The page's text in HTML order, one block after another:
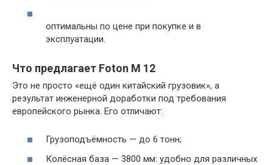
оптимальны по цене при покупке и в
эксплуатации.
Что предлагает Foton M 12
Это не просто «ещё один китайский грузовик», а
результат инженерной доработки под требования
европейского рынка. Его отличают:
Грузоподъёмность — до 6 тонн;
Колёсная база — 3800 мм: удобно для различных